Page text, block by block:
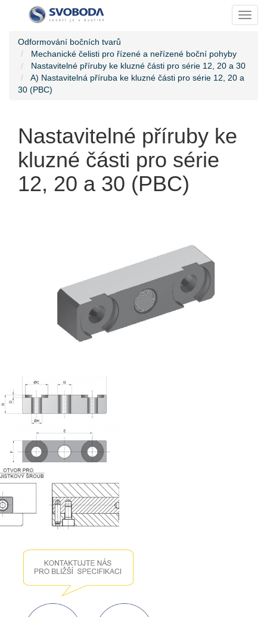
Odformování bočních tvarů
Mechanické čelisti pro řízené a neřízené boční pohyby
Nastavitelné příruby ke kluzné části pro série 12, 20 a 30
A) Nastavitelná příruba ke kluzné části pro série 12, 20 a
30 (PBC)
Nastavitelné příruby ke
kluzné části pro série
12, 20 a 30 (PBC)